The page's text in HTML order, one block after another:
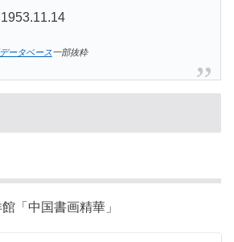
ータベース一部抜粋
「中国書画精華」